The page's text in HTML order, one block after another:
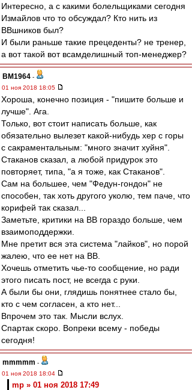
Интересно, а с какими болельщиками сегодня
Измайлов что то обсуждал? Кто нить из
ВВшников был?
И были раньше такие прецеденты? не тренер,
а вот такой вот всамделишный топ-менеджер?
BM1964 -
01 ноя 2018 18:05
Хороша, конечно позиция - "пишите больше и
лучше". Ага.
Только, вот стоит написать больше, как
обязательно вылезет какой-нибудь хер с горы
с сакраментальным: "много значит хуйня".
Стаканов сказал, а любой придурок это
повторяет, типа, "а я тоже, как Стаканов".
Сам на большее, чем "Федун-гондон" не
способен, так хоть другого уколю, тем паче, что
корифей так сказал...
Заметьте, критики на ВВ гораздо больше, чем
взаимоподдержки.
Мне претит вся эта система "лайков", но порой
жалею, что ее нет на ВВ.
Хочешь отметить чье-то сообщение, но ради
этого писать пост, не всегда с руки.
А были бы они, глядишь понятнее стало бы,
кто с чем согласен, а кто нет...
Впрочем это так. Мысли вслух.
Спартак скоро. Вопреки всему - победы
сегодня!
mmmmm -
01 ноя 2018 18:04
mp » 01 ноя 2018 17:49